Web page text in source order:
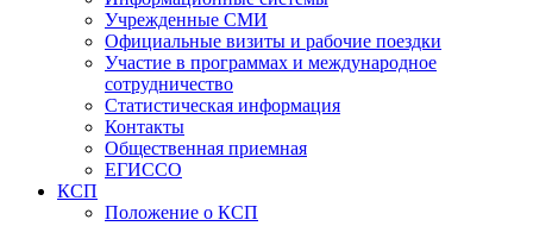
Учрежденные СМИ
Официальные визиты и рабочие поездки
Участие в программах и международное
сотрудничество
Статистическая информация
Контакты
Общественная приемная
ЕГИССО
КСП
Положение о КСП